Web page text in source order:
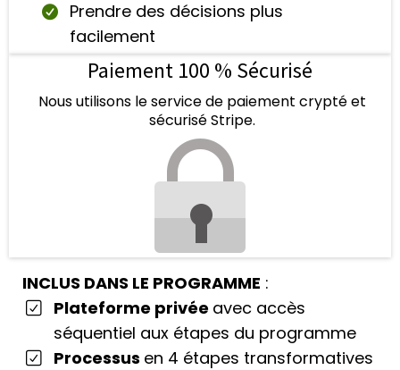
Prendre des décisions plus
facilement
Paiement 100 % Sécurisé
Nous utilisons le service de paiement crypté et
sécurisé Stripe.
INCLUS DANS LE PROGRAMME :
Plateforme privée avec accès
séquentiel aux étapes du programme
Processus en 4 étapes transformatives